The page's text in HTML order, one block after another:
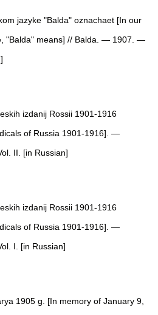
jazyke "Balda" oznachaet [In our
"Balda" means] // Balda. — 1907. —
izdanij Rossii 1901-1916
of Russia 1901-1916]. —
II. [in Russian]
izdanij Rossii 1901-1916
of Russia 1901-1916]. —
I. [in Russian]
1905 g. [In memory of January 9,